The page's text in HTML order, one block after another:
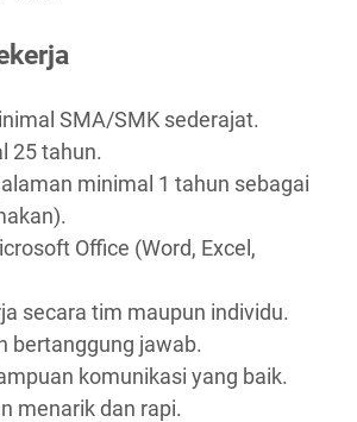
SMA/SMK sederajat.
25 tahun.
minimal 1 tahun sebagai
Office (Word, Excel,
secara tim maupun individu.
bertanggung jawab.
komunikasi yang baik.
menarik dan rapi.